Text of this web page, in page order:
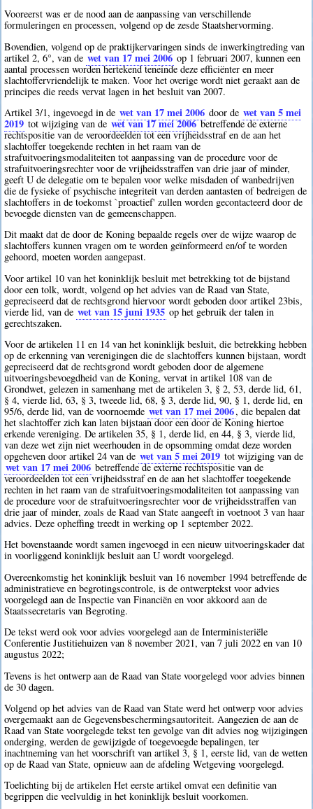
Vooreerst was er de nood aan de aanpassing van verschillende
formuleringen en processen, volgend op de zesde Staatshervorming.
Bovendien, volgend op de praktijkervaringen sinds de inwerkingtreding van
artikel 2, 6°, van de wet van 17 mei 2006 op 1 februari 2007, kunnen een
aantal processen worden hertekend teneinde deze efficiënter en meer
slachtoffervriendelijk te maken. Voor het overige wordt niet geraakt aan de
principes die reeds vervat lagen in het besluit van 2007.
Artikel 3/1, ingevoegd in de wet van 17 mei 2006 door de wet van 5 mei
2019 tot wijziging van de wet van 17 mei 2006betreffende de externe
rechtspositie van de veroordeelden tot een vrijheidsstraf en de aan het
slachtoffer toegekende rechten in het raam van de
strafuitvoeringsmodaliteiten tot aanpassing van de procedure voor de
strafuitvoeringsrechter voor de vrijheidsstraffen van drie jaar of minder,
geeft U de delegatie om te bepalen voor welke misdaden of wanbedrijven
die de fysieke of psychische integriteit van derden aantasten of bedreigen de
slachtoffers in de toekomst `proactief' zullen worden gecontacteerd door de
bevoegde diensten van de gemeenschappen.
Dit maakt dat de door de Koning bepaalde regels over de wijze waarop de
slachtoffers kunnen vragen om te worden geïnformeerd en/of te worden
gehoord, moeten worden aangepast.
Voor artikel 10 van het koninklijk besluit met betrekking tot de bijstand
door een tolk, wordt, volgend op het advies van de Raad van State,
gepreciseerd dat de rechtsgrond hiervoor wordt geboden door artikel 23bis,
vierde lid, van de wet van 15 juni 1935 op het gebruik der talen in
gerechtszaken.
Voor de artikelen 11 en 14 van het koninklijk besluit, die betrekking hebben
op de erkenning van verenigingen die de slachtoffers kunnen bijstaan, wordt
gepreciseerd dat de rechtsgrond wordt geboden door de algemene
uitvoeringsbevoegdheid van de Koning, vervat in artikel 108 van de
Grondwet, gelezen in samenhang met de artikelen 3, § 2, 53, derde lid, 61,
§ 4, vierde lid, 63, § 3, tweede lid, 68, § 3, derde lid, 90, § 1, derde lid, en
95/6, derde lid, van de voornoemde wet van 17 mei 2006, die bepalen dat
het slachtoffer zich kan laten bijstaan door een door de Koning hiertoe
erkende vereniging. De artikelen 35, § 1, derde lid, en 44, § 3, vierde lid,
van deze wet zijn niet weerhouden in de opsomming omdat deze worden
opgeheven door artikel 24 van de wet van 5 mei 2019 tot wijziging van de
wet van 17 mei 2006 betreffende de externe rechtspositie van de
veroordeelden tot een vrijheidsstraf en de aan het slachtoffer toegekende
rechten in het raam van de strafuitvoeringsmodaliteiten tot aanpassing van
de procedure voor de strafuitvoeringsrechter voor de vrijheidsstraffen van
drie jaar of minder, zoals de Raad van State aangeeft in voetnoot 3 van haar
advies. Deze opheffing treedt in werking op 1 september 2022.
Het bovenstaande wordt samen ingevoegd in een nieuw uitvoeringskader dat
in voorliggend koninklijk besluit aan U wordt voorgelegd.
Overeenkomstig het koninklijk besluit van 16 november 1994 betreffende de
administratieve en begrotingscontrole, is de ontwerptekst voor advies
voorgelegd aan de Inspectie van Financiën en voor akkoord aan de
Staatssecretaris van Begroting.
De tekst werd ook voor advies voorgelegd aan de Interministeriële
Conferentie Justitiehuizen van 8 november 2021, van 7 juli 2022 en van 10
augustus 2022;
Tevens is het ontwerp aan de Raad van State voorgelegd voor advies binnen
de 30 dagen.
Volgend op het advies van de Raad van State werd het ontwerp voor advies
overgemaakt aan de Gegevensbeschermingsautoriteit. Aangezien de aan de
Raad van State voorgelegde tekst ten gevolge van dit advies nog wijzigingen
onderging, werden de gewijzigde of toegevoegde bepalingen, ter
inachtneming van het voorschrift van artikel 3, § 1, eerste lid, van de wetten
op de Raad van State, opnieuw aan de afdeling Wetgeving voorgelegd.
Toelichting bij de artikelen Het eerste artikel omvat een definitie van
begrippen die veelvuldig in het koninklijk besluit voorkomen.